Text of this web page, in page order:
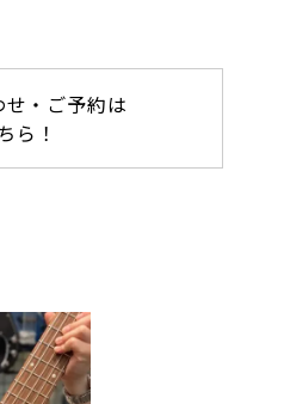
・ご予約は
ら！